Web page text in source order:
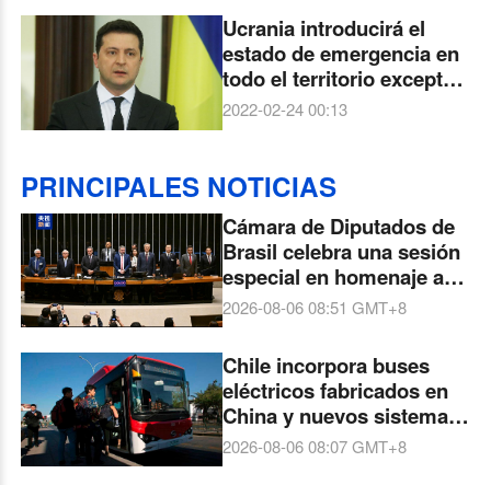
Ucrania introducirá el
estado de emergencia en
todo el territorio excepto
en Donetsk y Luhansk
2022-02-24 00:13
PRINCIPALES NOTICIAS
Cámara de Diputados de
Brasil celebra una sesión
especial en homenaje al
Año Cultura China-Brasil
2026
2026-08-06 08:51 GMT+8
Chile incorpora buses
eléctricos fabricados en
China y nuevos sistemas
digitales para mejorar su
movilidad
2026-08-06 08:07GMT+8